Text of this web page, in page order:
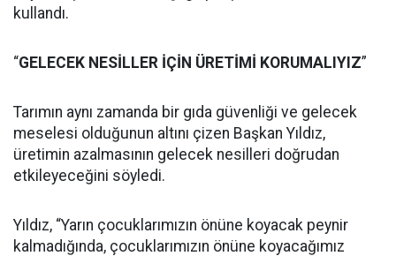
kullandı.
“GELECEK NESİLLER İÇİN ÜRETİMİ KORUMALIYIZ”
Tarımın aynı zamanda bir gıda güvenliği ve gelecek
meselesi olduğunun altını çizen Başkan Yıldız,
üretimin azalmasının gelecek nesilleri doğrudan
etkileyeceğini söyledi.
Yıldız, “Yarın çocuklarımızın önüne koyacak peynir
kalmadığında, çocuklarımızın önüne koyacağımız